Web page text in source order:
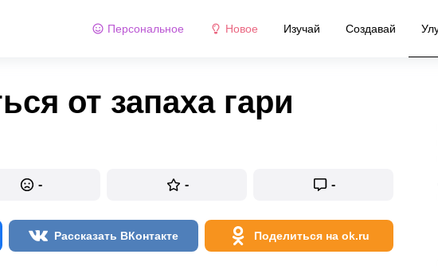
Персональное Новое Изучай Создавай
от запаха гари
- - -
Рассказать ВКонтакте Поделиться на ok.ru